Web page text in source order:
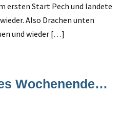
ersten Start Pech und landete
Also Drachen unten
und wieder […]
Wochenende…